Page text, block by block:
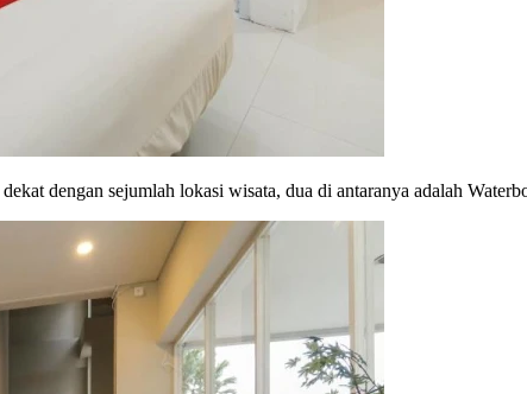
dengan sejumlah lokasi wisata, dua di antaranya adalah